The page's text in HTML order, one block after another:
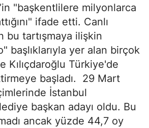
"başkentlilere milyonlarca
ifade etti. Canlı
bu tartışmaya ilişkin
başlıklarıyla yer alan birçok
Kılıçdaroğlu Türkiye'de
başladı.
29 Mart
İstanbul
başkan adayı oldu. Bu
ancak yüzde 44,7 oy